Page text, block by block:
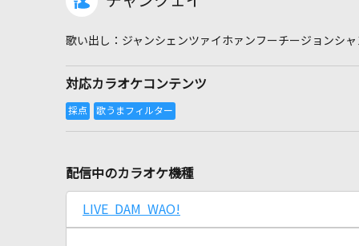
ジャンシェンツァイホァンフーチージョンシ
対応カラオケコンテンツ
配信中のカラオケ機種
LIVE DAM WAO!